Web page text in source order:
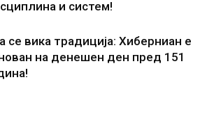
и систем!
се вика традиција: Хиберниан е
на денешен ден пред 151